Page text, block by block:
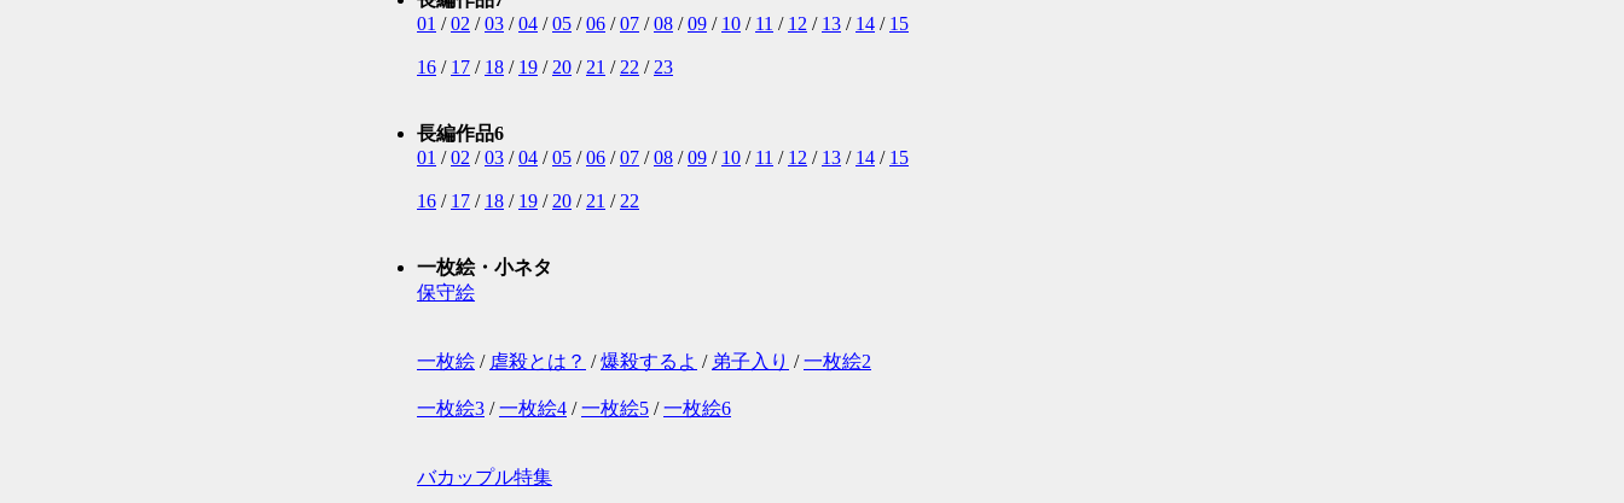
01 /02 /03 /04 /05 /06 /07 /08 /09 / 10 / 11 / 12 / 13 / 14 / 15
16 / 17 / 18 / 19 / 20 / 21 / 22 / 23
長編作品6
01 /02 /03 /04 /05 /06 /07 /08 /09 / 10 / 11 / 12 / 13 / 14 / 15
16 / 17 / 18 / 19 / 20 / 21 / 22
一枚絵・小ネタ
保守絵
一枚絵 / 虐殺とは？ /爆殺するよ / 弟子入り /一枚絵2
一枚絵3 /一枚絵4 /一枚絵5 /一枚絵6
バカップル特集